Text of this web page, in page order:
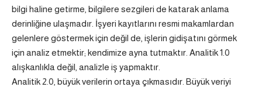
bilgi haline getirme, bilgilere sezgileri de katarak anlama
derinliğine ulaşmadır. İşyeri kayıtlarını resmi makamlardan
gelenlere göstermek için değil de, işlerin gidişatını görmek
için analiz etmektir; kendimize ayna tutmaktır. Analitik 1.0
alışkanlıkla değil, analizle iş yapmaktır.
Analitik 2.0, büyük verilerin ortaya çıkmasıdır. Büyük veriyi